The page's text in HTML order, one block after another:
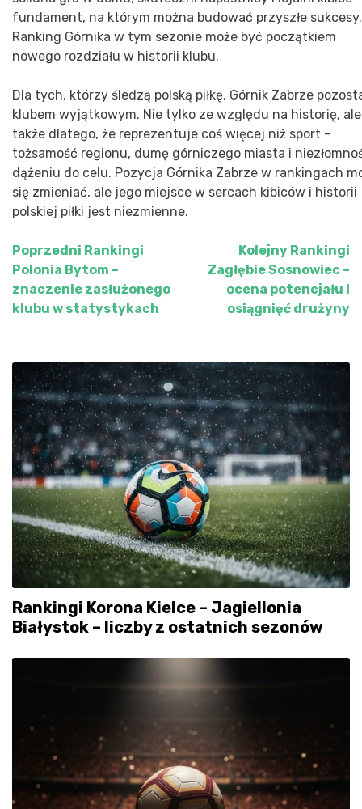
fundament, na którym można budować przyszłe sukcesy.
Ranking Górnika w tym sezonie może być początkiem
nowego rozdziału w historii klubu.
Dla tych, którzy śledzą polską piłkę, Górnik Zabrze
klubem wyjątkowym. Nie tylko ze względu na historię, ale
także dlatego, że reprezentuje coś więcej niż sport –
tożsamość regionu, dumę górniczego miasta i
dążeniu do celu. Pozycja Górnika Zabrze w rankingach
się zmieniać, ale jego miejsce w sercach kibiców i historii
polskiej piłki jest niezmienne.
Nawigacja
wpisu
Poprzedni Rankingi
Polonia Bytom –
znaczenie zasłużonego
klubu w statystykach
Kolejny Rankingi
Zagłębie Sosnowiec –
ocena potencjału i
osiągnięć drużyny
Rankingi Korona Kielce – Jagiellonia
Białystok – liczby z ostatnich sezonów